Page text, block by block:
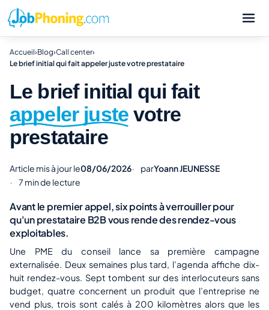
Accueil›Blog›Call center›
Le brief initial qui fait appeler juste votre prestataire
Le brief initial qui fait
appeler justevotre
prestataire
Article mis à jour le08/06/2026 parYoann JEUNESSE
7 min de lecture
Avant le premier appel, six points à verrouiller pour
qu'un prestataire B2B vous rende des rendez-vous
exploitables.
Une PME du conseil lance sa première campagne
externalisée. Deux semaines plus tard, l’agenda affiche dix-
huit rendez-vous. Sept tombent sur des interlocuteurs sans
budget, quatre concernent un produit que l’entreprise ne
vend plus, trois sont calés à 200 kilomètres alors que les